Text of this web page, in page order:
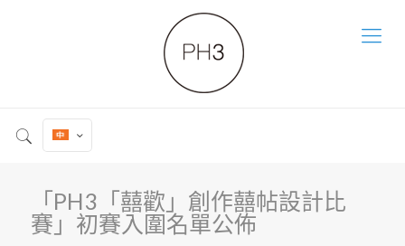
「PH3「囍歡」創作囍帖設計比
賽」初賽入圍名單公佈